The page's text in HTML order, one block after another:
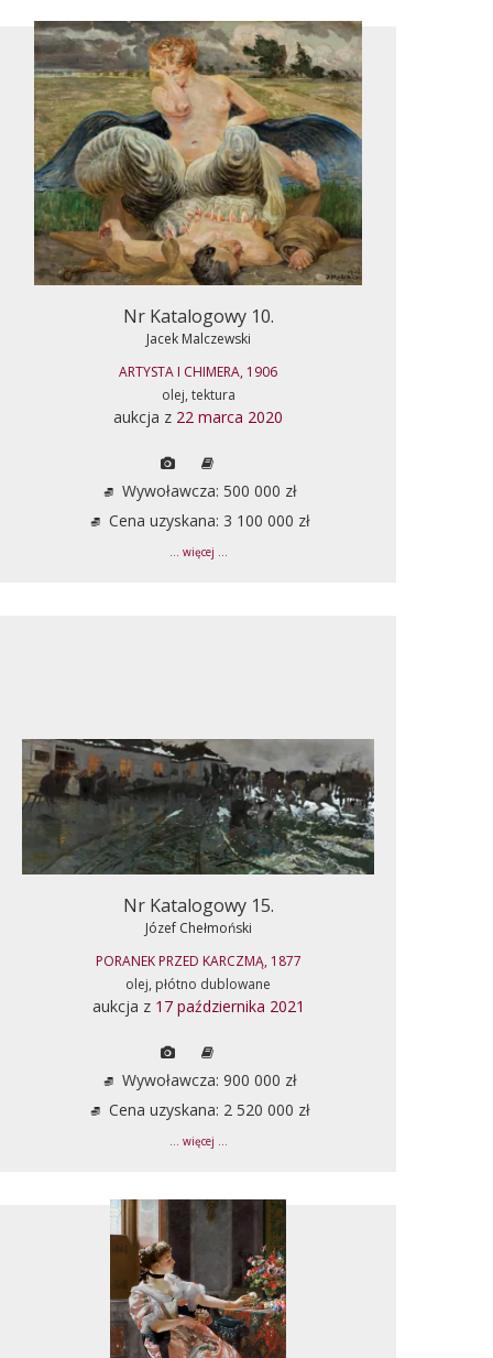
Nr Katalogowy 10.
Jacek Malczewski
ARTYSTA I CHIMERA, 1906
olej, tektura
aukcja z 22 marca 2020
Wywoławcza: 500 000 zł
Cena uzyskana: 3 100 000 zł
... więcej ...
Nr Katalogowy 15.
Józef Chełmoński
PORANEK PRZED KARCZMĄ, 1877
olej, płótno dublowane
aukcja z 17 października 2021
Wywoławcza: 900 000 zł
Cena uzyskana: 2 520 000 zł
... więcej ...